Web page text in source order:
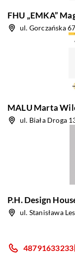
FHU „EMKA”
ul. Gorczańska
MALU Marta
ul. Biała Droga
P.H. Design
ul. Stanisława
48791633233